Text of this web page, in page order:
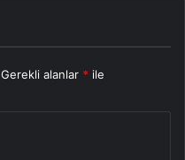
Gerekli alanlar * ile